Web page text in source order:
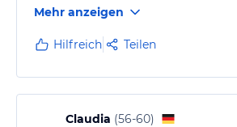
lies vor der Buchung die verbindlichen
Mehr anzeigen
Hilfreich Teilen
Claudia (56-60)